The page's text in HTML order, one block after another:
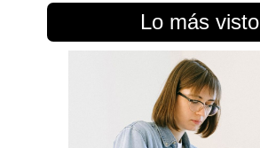
Lo más visto